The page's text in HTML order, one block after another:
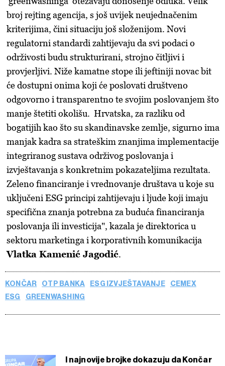
broj rejting agencija, s još uvijek neujednačenim
kriterijima, čini situaciju još složenijom. Novi
regulatorni standardi zahtijevaju da svi podaci o
održivosti budu strukturirani, strojno čitljivi i
provjerljivi. Niže kamatne stope ili jeftiniji novac bit
će dostupni onima koji će poslovati društveno
odgovorno i transparentno te svojim poslovanjem što
manje štetiti okolišu. Hrvatska, za razliku od
bogatijih kao što su skandinavske zemlje, sigurno ima
manjak kadra sa strateškim znanjima implementacije
integriranog sustava održivog poslovanja i
izvještavanja s konkretnim pokazateljima rezultata.
Zeleno financiranje i vrednovanje društava u koje su
uključeni ESG principi zahtijevaju i ljude koji imaju
specifična znanja potrebna za buduća financiranja
poslovanja ili investicija", kazala je direktorica u
sektoru marketinga i korporativnih komunikacija
Vlatka Kamenić Jagodić.
KONČAR OTP BANKA ESG IZVJEŠTAVANJE
CEMEX
ESG
GREENWASHING
I najnovije brojke dokazuju da Končar